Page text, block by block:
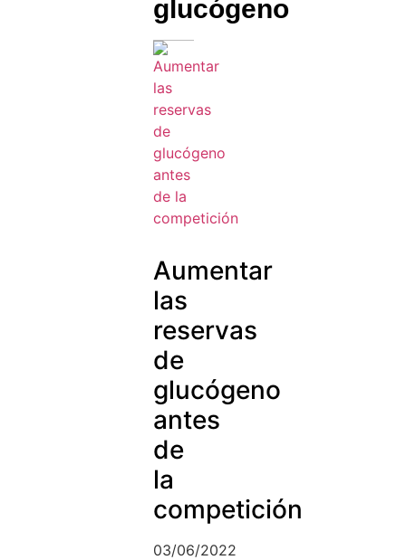
glucógeno
Aumentar
las
reservas
de
glucógeno
antes
de
la
competición
03/06/2022